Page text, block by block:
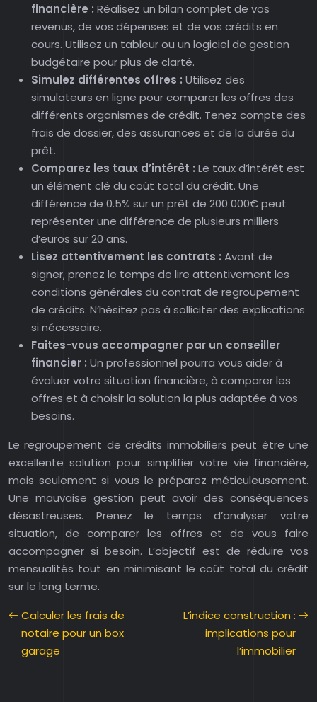
financière : Réalisez un bilan complet de vos
revenus, de vos dépenses et de vos crédits en
cours. Utilisez un tableur ou un logiciel de gestion
budgétaire pour plus de clarté.
Simulez différentes offres : Utilisez des
simulateurs en ligne pour comparer les offres des
différents organismes de crédit. Tenez compte des
frais de dossier, des assurances et de la durée du
prêt.
Comparez les taux d’intérêt : Le taux d’intérêt est
un élément clé du coût total du crédit. Une
différence de 0.5% sur un prêt de 200 000€ peut
représenter une différence de plusieurs milliers
d’euros sur 20 ans.
Lisez attentivement les contrats : Avant de
signer, prenez le temps de lire attentivement les
conditions générales du contrat de regroupement
de crédits. N’hésitez pas à solliciter des explications
si nécessaire.
Faites-vous accompagner par un conseiller
financier : Un professionnel pourra vous aider à
évaluer votre situation financière, à comparer les
offres et à choisir la solution la plus adaptée à vos
besoins.
Le regroupement de crédits immobiliers peut être une
excellente solution pour simplifier votre vie financière,
mais seulement si vous le préparez méticuleusement.
Une mauvaise gestion peut avoir des conséquences
désastreuses. Prenez le temps d’analyser votre
situation, de comparer les offres et de vous faire
accompagner si besoin. L’objectif est de réduire vos
mensualités tout en minimisant le coût total du crédit
sur le long terme.
Calculer les frais de
notaire pour un box
garage
L’indice construction :
implications pour
l’immobilier